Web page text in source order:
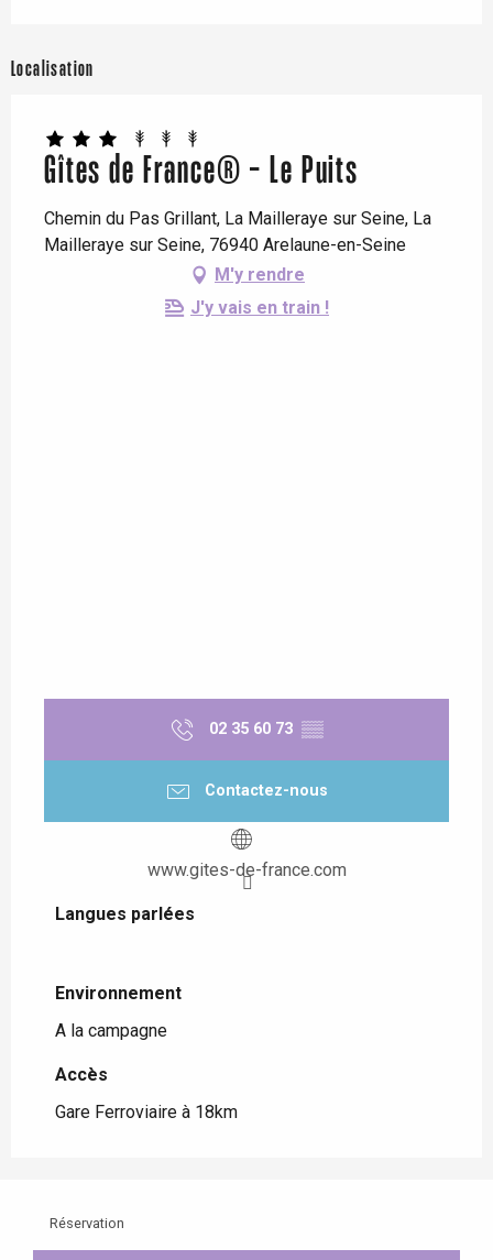
Localisation
Gîtes de France® - Le Puits
Chemin du Pas Grillant, La Mailleraye sur Seine, La
Mailleraye sur Seine, 76940 Arelaune-en-Seine
M'y rendre
J'y vais en train !
02 35 60 73 ▒▒
Contactez-nous
www.gites-de-france.com
Langues parlées
Langues parlées
Environnement
Environnement
A la campagne
Accès
Accès
Gare Ferroviaire à 18km
Réservation